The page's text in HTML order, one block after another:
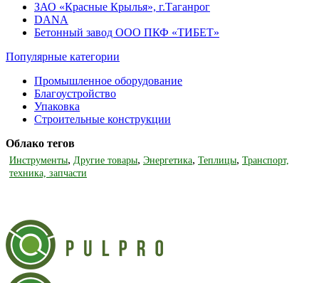
ЗАО «Красные Крылья», г.Таганрог
DANA
Бетонный завод ООО ПКФ «ТИБЕТ»
Популярные категории
Промышленное оборудование
Благоустройство
Упаковка
Строительные конструкции
Облако тегов
Инструменты, Другие товары, Энергетика, Теплицы, Транспорт,
техника, запчасти